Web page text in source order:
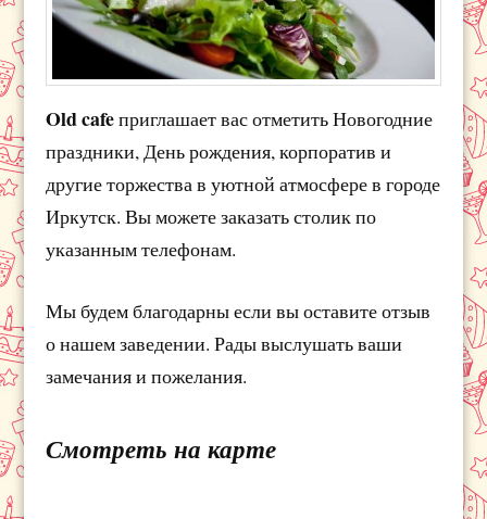
Old cafeприглашает вас отметить Новогодние
праздники, День рождения, корпоратив и
другие торжества в уютной атмосфере в городе
Иркутск. Вы можете заказать столик по
указанным телефонам.
Мы будем благодарны если вы оставите отзыв
о нашем заведении. Рады выслушать ваши
замечания и пожелания.
Смотреть на карте